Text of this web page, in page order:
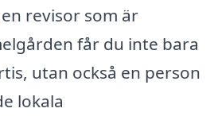
revisor som är
får du inte bara
utan också en person
lokala